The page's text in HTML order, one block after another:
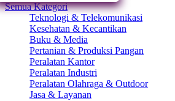
Semua Kategori
Teknologi & Telekomunikasi
Kesehatan & Kecantikan
Buku & Media
Pertanian & Produksi Pangan
Peralatan Kantor
Peralatan Industri
Peralatan Olahraga & Outdoor
Jasa & Layanan